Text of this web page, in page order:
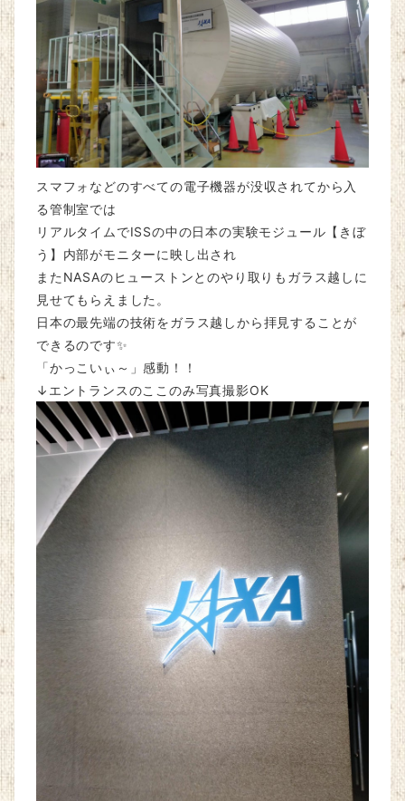
スマフォなどのすべての電子機器が没収されてから入
る管制室では
リアルタイムでISSの中の日本の実験モジュール【きぼ
う】内部がモニターに映し出され
またNASAのヒューストンとのやり取りもガラス越しに
見せてもらえました。
日本の最先端の技術をガラス越しから拝見することが
できるのです✨
「かっこいぃ～」感動！！
↓エントランスのここのみ写真撮影OK